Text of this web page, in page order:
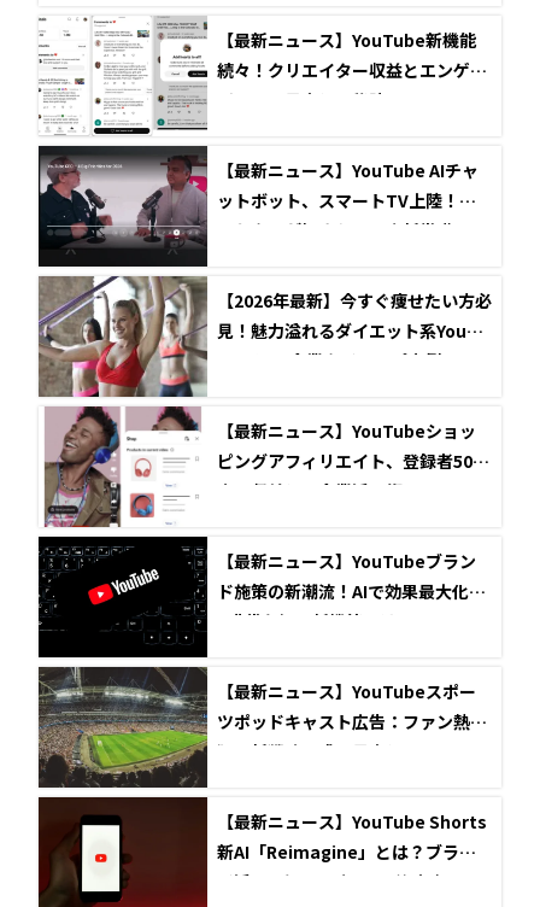
【最新ニュース】YouTube新機能
続々！クリエイター収益とエンゲー
ジメント最大化の秘訣
【最新ニュース】YouTube AIチャ
ットボット、スマートTV上陸！マ
ーケターが押さえるべき新常識
【2026年最新】今すぐ痩せたい方必
見！魅力溢れるダイエット系YouTu
ber5選と企業タイアップ事例
【最新ニュース】YouTubeショッ
ピングアフィリエイト、登録者500
人で収益化！企業活用術
【最新ニュース】YouTubeブラン
ド施策の新潮流！AIで効果最大化、
Z世代を掴む新機能とは
【最新ニュース】YouTubeスポー
ツポッドキャスト広告：ファン熱
狂！新戦略で成果最大化
【最新ニュース】YouTube Shorts
新AI「Reimagine」とは？ブラン
ド活用で知るべき3つの注意点